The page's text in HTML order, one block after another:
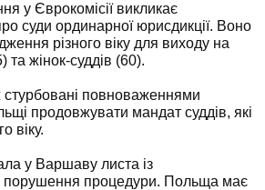
у Єврокомісії викликає
суди ординарної юрисдикції. Воно
різного віку для виходу на
та жінок-суддів (60).
стурбовані повноваженнями
продовжувати мандат суддів, які
віку.
у Варшаву листа із
порушення процедури. Польща має